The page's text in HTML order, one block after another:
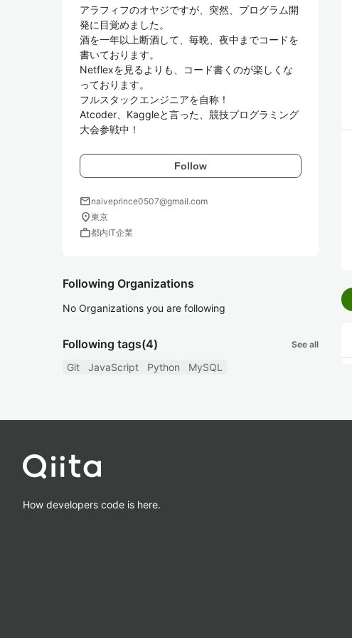
アラフィフのオヤジですが、突然、プログラム開
発に目覚めました。
酒を一年以上断酒して、毎晩、夜中までコードを
書いております。
Netflexを見るよりも、コード書くのが楽しくな
っております。
フルスタックエンジニアを自称！
Atcoder、Kaggleと言った、競技プログラミング
大会参戦中！
Follow
mailnaiveprince0507@gmail.com
location_on東京
work都内IT企業
Following Organizations
No Organizations you are following
Following tags(4) See all
Git JavaScript Python MySQL
How developers code is here.